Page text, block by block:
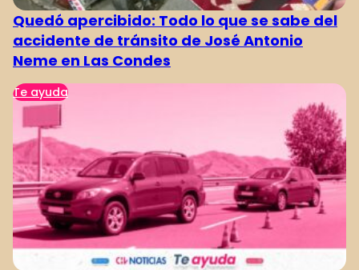
Quedó apercibido: Todo lo que se sabe del
accidente de tránsito de José Antonio
Neme en Las Condes
Te ayuda